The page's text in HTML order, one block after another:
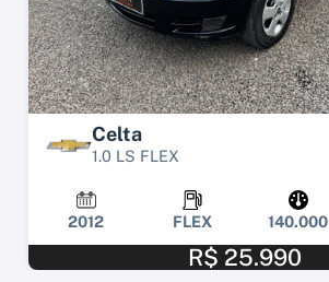
Celta
1.0 LS FLEX
2012 FLEX 140.000
R$ 25.990